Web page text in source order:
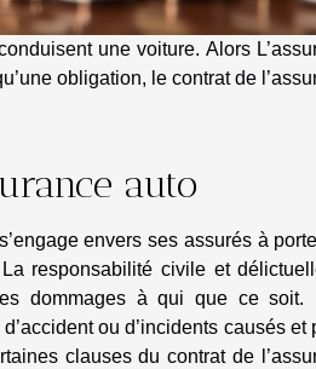
une voiture. Alors
obligation, le contrat de
auto
envers ses assurés à
responsabilité civile et
dommages à qui que ce soit.
ou d’incidents causés et
clauses du contrat de